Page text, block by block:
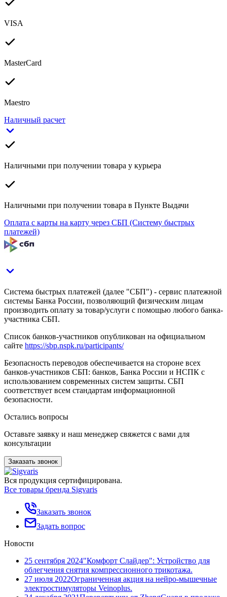
VISA
MasterCard
Maestro
Наличный расчет
Наличными при получении товара у курьера
Наличными при получении товара в Пункте Выдачи
Оплата с карты на карту через СБП (Систему быстрых
платежей)
Система быстрых платежей (далее "СБП") - сервис платежной
системы Банка России, позволяющий физическим лицам
производить оплату за товар/услуги с помощью любого банка-
участника СБП.
Список банков-участников опубликован на официальном
сайте https://sbp.nspk.ru/participants/
Безопасность переводов обеспечивается на стороне всех
банков-участников СБП: банков, Банка России и НСПК с
использованием современных систем защиты. СБП
соответствует всем стандартам информационной
безопасности.
Остались вопросы
Оставьте заявку и наш менеджер свяжется с вами для
консультации
Заказать звонок
Вся продукция сертифицирована.
Все товары бренда Sigvaris
Заказать звонок
Задать вопрос
Новости
25 сентября 2024"Комфорт Слайдер": Устройство для
облегчения снятия компрессионного трикотажа.
27 июля 2022Ограниченная акция на нейро-мышечные
электростимуляторы Veinoplus.